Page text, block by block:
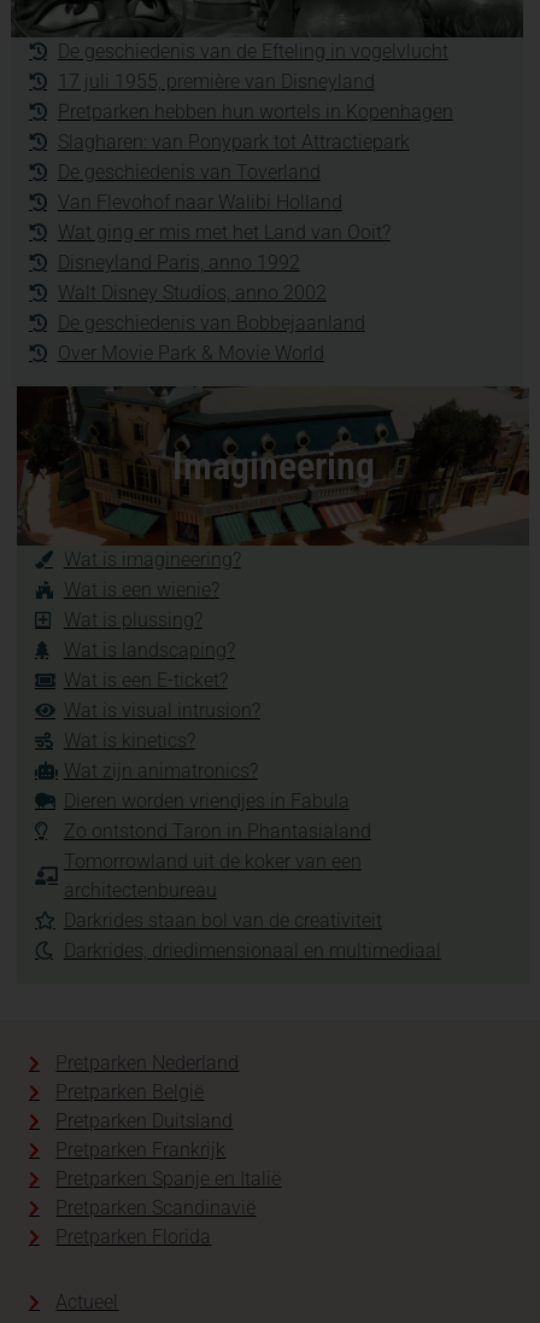
De geschiedenis van de Efteling in vogelvlucht
17 juli 1955, première van Disneyland
Pretparken hebben hun wortels in Kopenhagen
Slagharen: van Ponypark tot Attractiepark
De geschiedenis van Toverland
Van Flevohof naar Walibi Holland
Wat ging er mis met het Land van Ooit?
Disneyland Paris, anno 1992
Walt Disney Studios, anno 2002
De geschiedenis van Bobbejaanland
Over Movie Park & Movie World
Imagineering
Wat is imagineering?
Wat is een wienie?
Wat is plussing?
Wat is landscaping?
Wat is een E-ticket?
Wat is visual intrusion?
Wat is kinetics?
Wat zijn animatronics?
Dieren worden vriendjes in Fabula
Zo ontstond Taron in Phantasialand
Tomorrowland uit de koker van een
architectenbureau
Darkrides staan bol van de creativiteit
Darkrides, driedimensionaal en multimediaal
Pretparken Nederland
Pretparken België
Pretparken Duitsland
Pretparken Frankrijk
Pretparken Spanje en Italië
Pretparken Scandinavië
Pretparken Florida
Actueel